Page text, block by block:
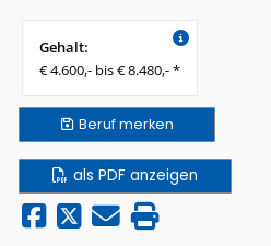
Gehalt:
€ 4.600,- bis € 8.480,- *
Berufmerken
als PDF anzeigen